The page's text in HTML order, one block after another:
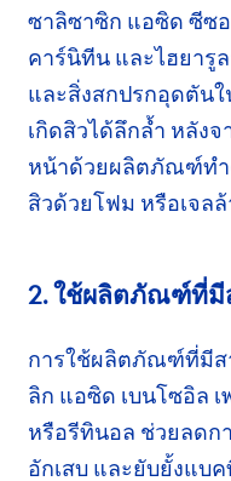
ซาลิซาซิก แอซิด ซีซ
คาร์นิทีน และไฮยารู
และสิ่งสกปรกอุดตันใ
เกิดสิวได้ลึกล้ำ หลังจ
หน้าด้วยผลิตภัณฑ์ท
สิวด้วยโฟม หรือเจล
2. ใช้ผลิตภัณฑ์ที่มี
การใช้ผลิตภัณฑ์ที่มีส
ลิก แอซิด เบนโซอิล
หรือรีทินอล ช่วยลดก
อักเสบ และยับยั้งแบค